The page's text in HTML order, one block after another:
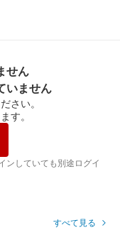
せん
いません
さい。
す。
ンしていても別途ログイ
すべて見る